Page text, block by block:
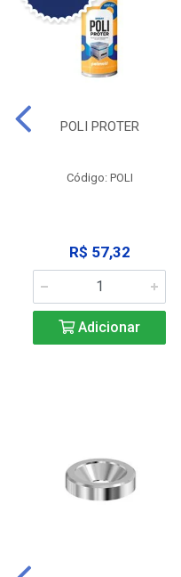
POLI PROTER
Código: POLI
R$ 57,32
Adicionar